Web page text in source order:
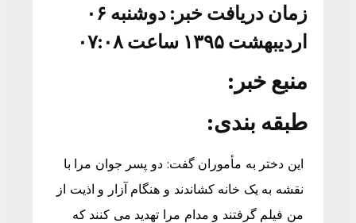
زمان دریافت خبر: دوشنبه ۰۶
اردیبهشت ۱۳۹۵ ساعت ۰۷:۰۸
منبع خبر:
طبقه بندی:
این دختر به مأموران گفت: دو پسر جوان مرا با
نقشه به یک خانه کشاندند و هنگام آزار و اذیت از
من فیلم گرفتند و مدام مرا تهدید می کنند که